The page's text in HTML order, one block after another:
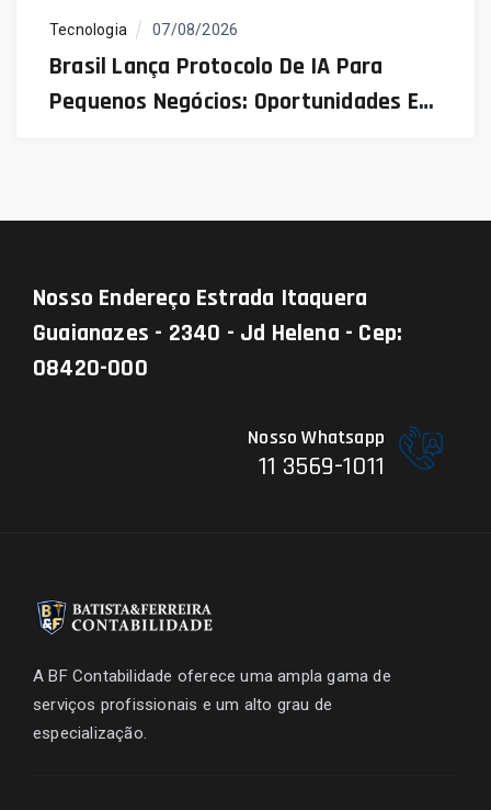
Tecnologia 07/08/2026
Brasil Lança Protocolo De IA Para
Pequenos Negócios: Oportunidades E
Nosso Endereço Estrada Itaquera
Guaianazes - 2340 - Jd Helena - Cep:
08420-000
Nosso Whatsapp
11 3569-1011
A BF Contabilidade oferece uma ampla gama de
serviços profissionais e um alto grau de
especialização.